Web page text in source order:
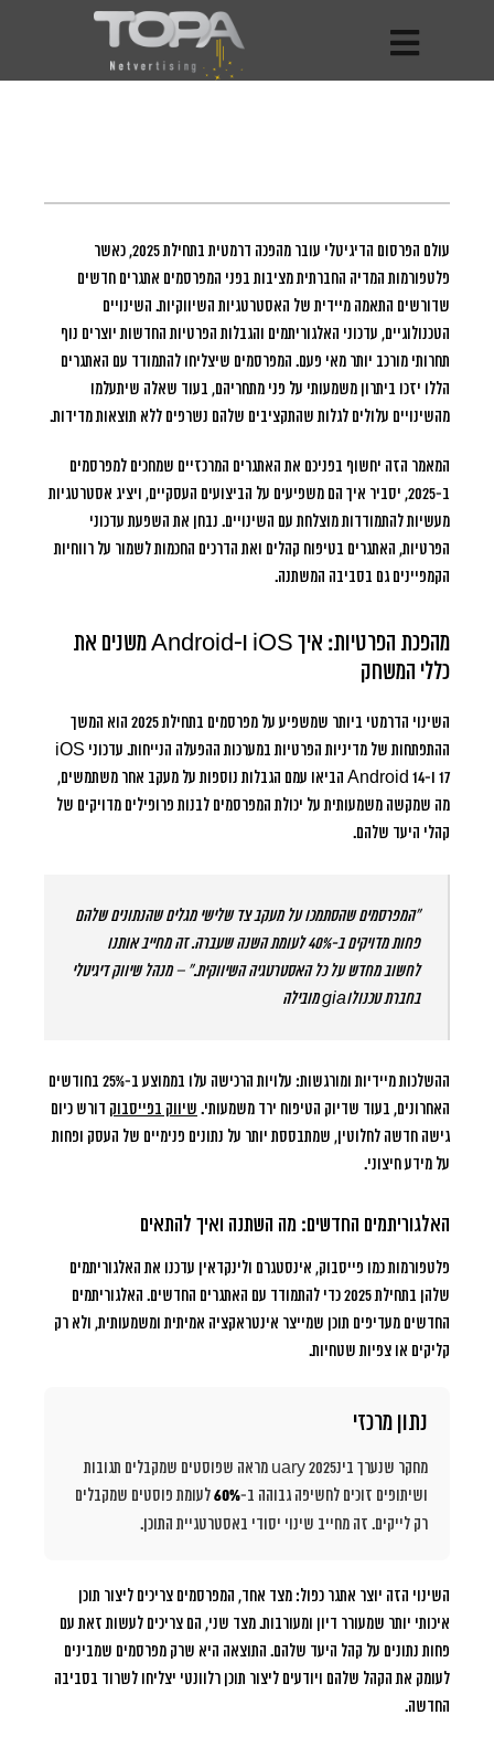
עולם הפרסום הדיגיטלי עובר מהפכה דרמטית בתחילת 2025, כאשר
פלטפורמות המדיה החברתית מציבות בפני המפרסמים אתגרים חדשים
שדורשים התאמה מיידית של האסטרטגיות השיווקיות. השינויים
הטכנולוגיים, עדכוני האלגוריתמים והגבלות הפרטיות החדשות יוצרים נוף
תחרותי מורכב יותר מאי פעם. המפרסמים שיצליחו להתמודד עם האתגרים
הללו יזכו ביתרון משמעותי על פני מתחריהם, בעוד שאלה שיתעלמו
מהשינויים עלולים לגלות שהתקציבים שלהם נשרפים ללא תוצאות מדידות.
המאמר הזה יחשוף בפניכם את האתגרים המרכזיים שמחכים למפרסמים
ב-2025, יסביר איך הם משפיעים על הביצועים העסקיים, ויציג אסטרטגיות
מעשיות להתמודדות מוצלחת עם השינויים. נבחן את השפעת עדכוני
הפרטיות, האתגרים בטיפוח קהלים ואת הדרכים החכמות לשמור על רווחיות
הקמפיינים גם בסביבה המשתנה.
מהפכת הפרטיות: איך iOS ו-Android משנים את
כללי המשחק
השינוי הדרמטי ביותר שמשפיע על מפרסמים בתחילת 2025 הוא המשך
ההתפתחות של מדיניות הפרטיות במערכות ההפעלה הנייחות. עדכוני iOS
17 ו-Android 14 הביאו עמם הגבלות נוספות על מעקב אחר משתמשים,
מה שמקשה משמעותית על יכולת המפרסמים לבנות פרופילים מדויקים של
קהלי היעד שלהם.
“המפרסמים שהסתמכו על מעקב צד שלישי מגלים שהנתונים שלהם
פחות מדויקים ב-40% לעומת השנה שעברה. זה מחייב אותנו
לחשוב מחדש על כל האסטרטגיה השיווקית.” – מנהל שיווק דיגיטלי
בחברת טכנולוgia מובילה
ההשלכות מיידיות ומורגשות: עלויות הרכישה עלו בממוצע ב-25% בחודשים
האחרונים, בעוד שדיוק הטיפוח ירד משמעותי. שיווק בפייסבוק דורש כיום
גישה חדשה לחלוטין, שמתבססת יותר על נתונים פנימיים של העסק ופחות
על מידע חיצוני.
האלגוריתמים החדשים: מה השתנה ואיך להתאים
פלטפורמות כמו פייסבוק, אינסטגרם ולינקדאין עדכנו את האלגוריתמים
שלהן בתחילת 2025 כדי להתמודד עם האתגרים החדשים. האלגוריתמים
החדשים מעדיפים תוכן שמייצר אינטראקציה אמיתית ומשמעותית, ולא רק
קליקים או צפיות שטחיות.
נתון מרכזי
מחקר שנערך בינuary 2025 מראה שפוסטים שמקבלים תגובות
ושיתופים זוכים לחשיפה גבוהה ב-60%לעומת פוסטים שמקבלים
רק לייקים. זה מחייב שינוי יסודי באסטרטגיית התוכן.
השינוי הזה יוצר אתגר כפול: מצד אחד, המפרסמים צריכים ליצור תוכן
איכותי יותר שמעורר דיון ומעורבות. מצד שני, הם צריכים לעשות זאת עם
פחות נתונים על קהל היעד שלהם. התוצאה היא שרק מפרסמים שמבינים
לעומק את הקהל שלהם ויודעים ליצור תוכן רלוונטי יצליחו לשרוד בסביבה
החדשה.